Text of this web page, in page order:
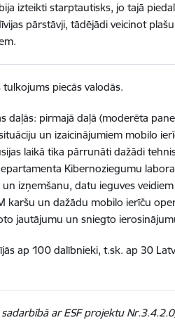
izteikti starptautisks, jo tajā
pārstāvji, tādējādi veicinot
piecās valodās.
daļās: pirmajā daļā (moderēta
un izaicinājumiem mobilo
laikā tika pārrunāti dažādi
Kibernoziegumu
izņemšanu, datu ieguves
karšu un dažādu mobilo ierīču
jautājumu un sniegto
ap 100 dalībnieki, t.sk. ap 30
ar ESF projektu